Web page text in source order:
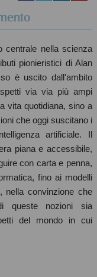
centrale nella scienza
pionieristici di Alan
è uscito dall'ambito
via via più ampi
vita quotidiana, sino a
che oggi suscitano i
artificiale. Il
piana e accessibile,
con carta e penna,
fino ai modelli
nella convinzione che
queste nozioni sia
del mondo in cui